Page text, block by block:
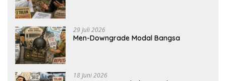
29 Juli 2026
Men-Downgrade Modal Bangsa
18 Juni 2026